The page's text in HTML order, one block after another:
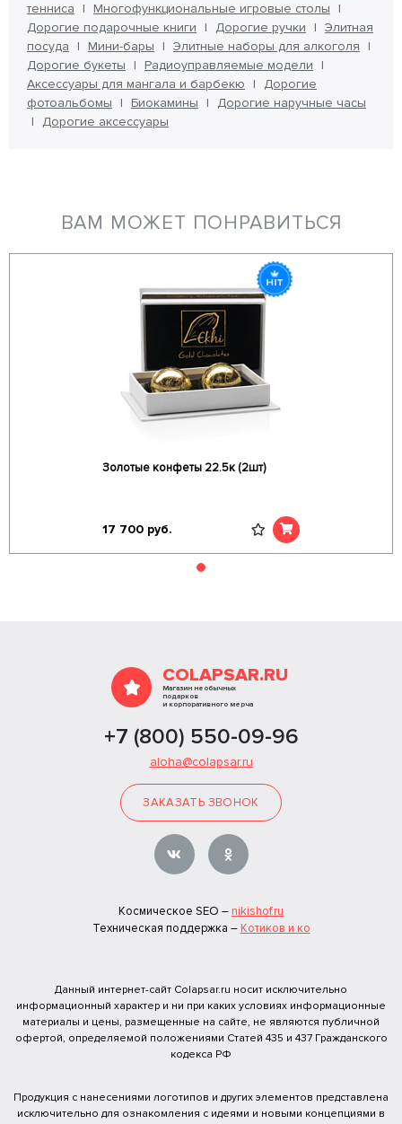
тенниса
Многофункциональные игровые столы
Дорогие подарочные книги
Дорогие ручки
Элитная
посуда
Мини-бары
Элитные наборы для алкоголя
Дорогие букеты
Радиоуправляемые модели
Аксессуары для мангала и барбекю
Дорогие
фотоальбомы
Биокамины
Дорогие наручные часы
Дорогие аксессуары
ВАМ МОЖЕТ ПОНРАВИТЬСЯ
Золотые конфеты 22.5к (2шт)
17 700 руб.
COLAPSAR.RU
Магазин необычных
подарков
и корпоративного мерча
+7 (800) 550-09-96
aloha@colapsar.ru
ЗАКАЗАТЬ ЗВОНОК
Космическое SEO – nikishof.ru
Техническая поддержка – Котиков и ко
Данный интернет-сайт Colapsar.ru носит исключительно
информационный характер и ни при каких условиях информационные
материалы и цены, размещенные на сайте, не являются публичной
офертой, определяемой положениями Статей 435 и 437 Гражданского
кодекса РФ
Продукция с нанесениями логотипов и других элементов представлена
исключительно для ознакомления с идеями и новыми концепциями в